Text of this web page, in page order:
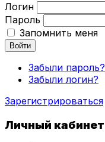
Логин
Пароль
Запомнить меня
Войти
Забыли пароль?
Забыли логин?
Зарегистрироваться
Личный кабинет